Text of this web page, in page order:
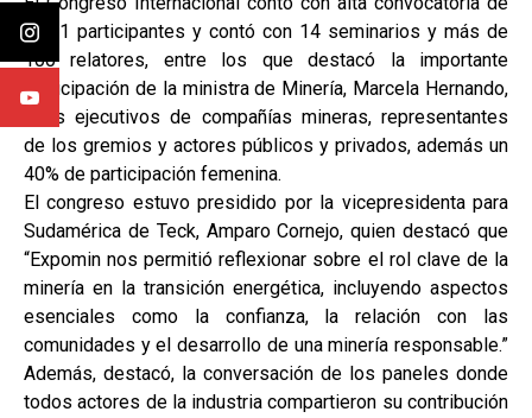
3.581 participantes y contó con 14 seminarios y más de
100 relatores, entre los que destacó la importante
participación de la ministra de Minería, Marcela Hernando,
altos ejecutivos de compañías mineras, representantes
de los gremios y actores públicos y privados, además un
40% de participación femenina.
El congreso estuvo presidido por la vicepresidenta para
Sudamérica de Teck, Amparo Cornejo, quien destacó que
“Expomin nos permitió reflexionar sobre el rol clave de la
minería en la transición energética, incluyendo aspectos
esenciales como la confianza, la relación con las
comunidades y el desarrollo de una minería responsable.”
Además, destacó, la conversación de los paneles donde
todos actores de la industria compartieron su contribución